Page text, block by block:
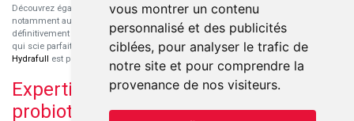
vous montrer un contenu
personnalisé et des publicités
ciblées, pour analyser le trafic de
notre site et pour comprendre la
provenance de nos visiteurs.
Découvrez également les protéines et les produits de nutrition sportive,
notamment au sein de la gamme française
Eric Favre
. Cette gamme est
définitivement axée sur le choix qualitatif des ingrédients et sur une formulation
qui scie parfaitement aux besoins de chaque sportif. La gamme hydratation
Hydrafull est pensée pour une hydratation maximale.
Expertise dans le domaine des
probiotiques